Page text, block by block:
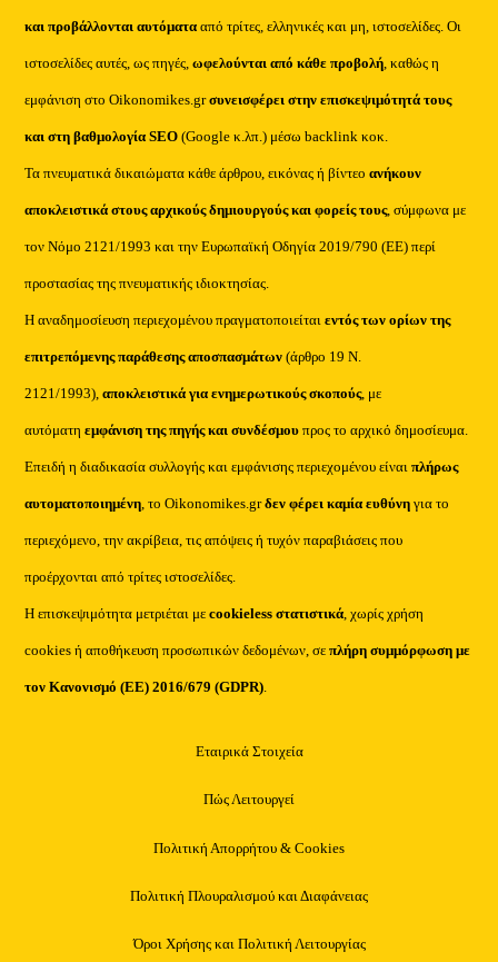
και προβάλλονται αυτόματααπό τρίτες, ελληνικές και μη, ιστοσελίδες. Οι
ιστοσελίδες αυτές, ως πηγές,ωφελούνται από κάθε προβολή, καθώς η
εμφάνιση στο Oikonomikes.grσυνεισφέρει στην επισκεψιμότητά τους
και στη βαθμολογία SEO (Google κ.λπ.) μέσω backlink κοκ.
Τα πνευματικά δικαιώματα κάθε άρθρου, εικόνας ή βίντεοανήκουν
αποκλειστικά στους αρχικούς δημιουργούς και φορείς τους, σύμφωνα με
τον Νόμο 2121/1993 και την Ευρωπαϊκή Οδηγία 2019/790 (ΕΕ) περί
προστασίας της πνευματικής ιδιοκτησίας.
Η αναδημοσίευση περιεχομένου πραγματοποιείταιεντός των ορίων της
επιτρεπόμενης παράθεσης αποσπασμάτων (άρθρο 19 Ν.
2121/1993), αποκλειστικά για ενημερωτικούς σκοπούς, με
αυτόματηεμφάνιση της πηγής και συνδέσμου προς το αρχικό δημοσίευμα.
Επειδή η διαδικασία συλλογής και εμφάνισης περιεχομένου είναιπλήρως
αυτοματοποιημένη, το Oikonomikes.grδεν φέρει καμία ευθύνη για το
περιεχόμενο, την ακρίβεια, τις απόψεις ή τυχόν παραβιάσεις που
προέρχονται από τρίτες ιστοσελίδες.
Η επισκεψιμότητα μετριέται μεcookieless στατιστικά, χωρίς χρήση
cookies ή αποθήκευση προσωπικών δεδομένων, σεπλήρη συμμόρφωση με
τον Κανονισμό (ΕΕ) 2016/679 (GDPR).
Εταιρικά Στοιχεία
Πώς Λειτουργεί
Πολιτική Απορρήτου & Cookies
Πολιτική Πλουραλισμού και Διαφάνειας
Όροι Χρήσης και Πολιτική Λειτουργίας